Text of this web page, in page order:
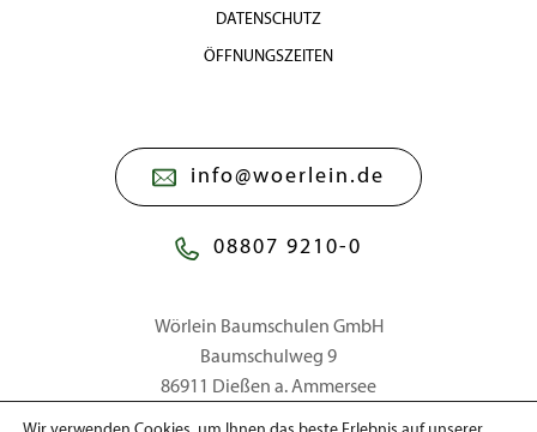
DATENSCHUTZ
ÖFFNUNGSZEITEN
info@woerlein.de
08807 9210-0
Wörlein Baumschulen GmbH
Baumschulweg 9
86911 Dießen a. Ammersee